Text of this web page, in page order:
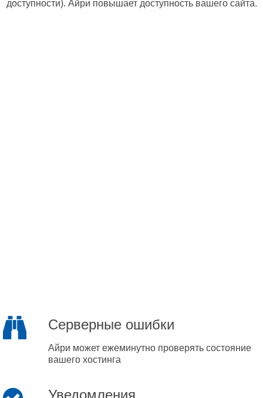
доступности). Айри повышает доступность вашего сайта.
Серверные ошибки
Айри может ежеминутно проверять состояние
вашего хостинга
Уведомления